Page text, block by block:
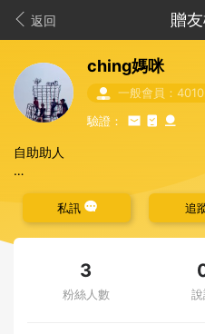
返回 贈
ching媽咪
一般會員：
驗證：
自助助人
職媽媽，平日有照顧小小孩的需
私訊 追
3
粉絲人數